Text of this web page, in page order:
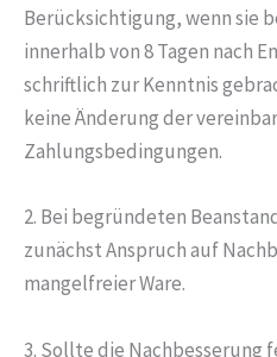
Berücksichtigung, wenn sie
innerhalb von 8 Tagen nach
schriftlich zur Kenntnis
keine Änderung der
Zahlungsbedingungen.
2. Bei begründeten
zunächst Anspruch auf
mangelfreier Ware.
3. Sollte die Nachbesserung